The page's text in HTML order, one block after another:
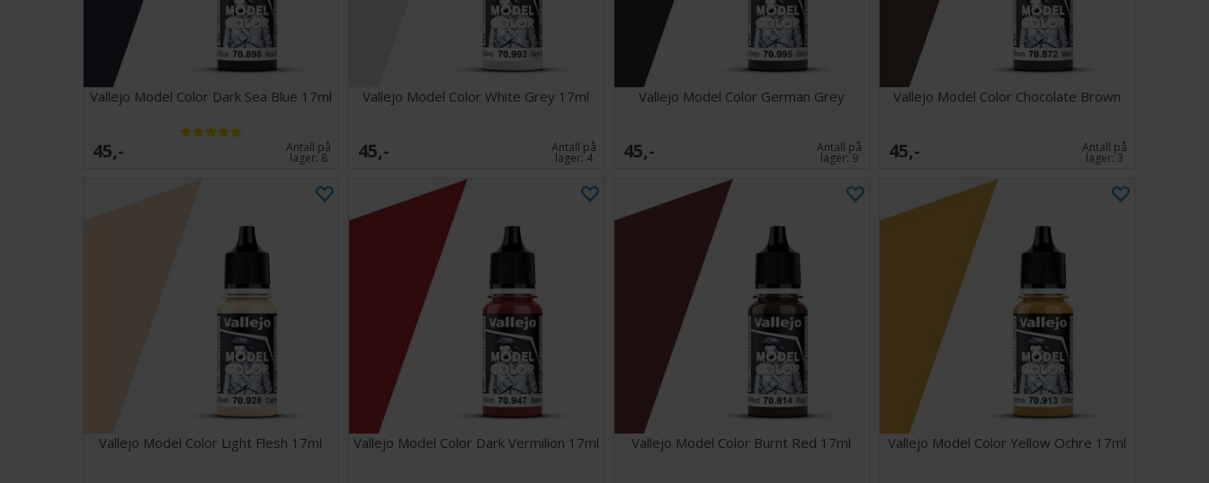
Vallejo Model Color Dark Sea Blue 17ml
45,- Antall på
lager:8
Vallejo Model Color White Grey 17ml
45,- Antall på
lager:4
Vallejo Model Color German Grey
45,- Antall på
lager:9
Vallejo Model Color Chocolate Brown
45,- Antall på
lager:3
Vallejo Model Color Light Flesh 17ml Vallejo Model Color Dark Vermilion 17ml Vallejo Model Color Burnt Red 17ml Vallejo Model Color Yellow Ochre 17ml